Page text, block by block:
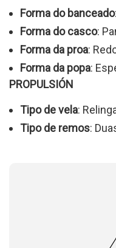
Forma do banceado
Forma do casco:
Forma da proa:
Forma da popa:
PROPULSIÓN
Tipo de vela:
Tipo de remos: